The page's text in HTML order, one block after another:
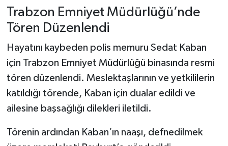
Trabzon Emniyet Müdürlüğü’nde
Tören Düzenlendi
Hayatını kaybeden polis memuru Sedat Kaban
için Trabzon Emniyet Müdürlüğü binasında resmi
tören düzenlendi. Meslektaşlarının ve yetkililerin
katıldığı törende, Kaban için dualar edildi ve
ailesine başsağlığı dilekleri iletildi.
Törenin ardından Kaban’ın naaşı, defnedilmek
Haber Arşivi